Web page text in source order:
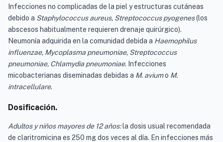
Infecciones no complicadas de la piel y estructuras cutáneas
debido a Staphylococcus aureus, Streptococcus pyogenes(los
abscesos habitualmente requieren drenaje quirúrgico).
Neumonía adquirida en la comunidad debida a Haemophilus
influenzae, Mycoplasma pneumoniae, Streptococcus
pneumoniae, Chlamydia pneumoniae. Infecciones
micobacterianas diseminadas debidas a M. aviumo M.
intracellulare.
Dosificación.
Adultos y niños mayores de 12 años:la dosis usual recomendada
de claritromicina es 250 mg dos veces al día. En infecciones más